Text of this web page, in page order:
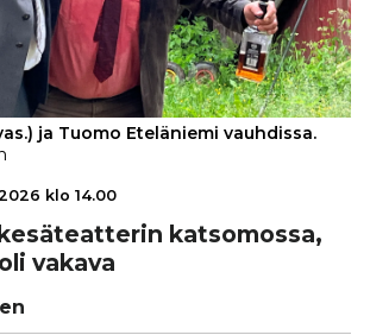
ja Tuomo Eteläniemi vauhdissa.
klo 14.00
kat­so­mossa,
vakava